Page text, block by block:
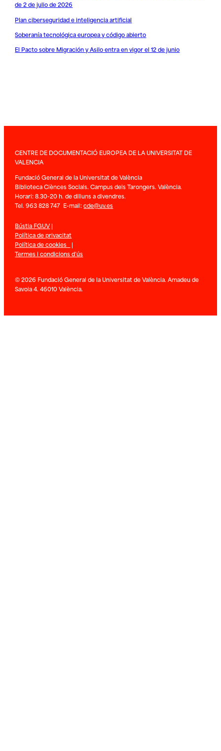
de 2 de julio de 2026
Plan ciberseguridad e inteligencia artificial
Soberanía tecnológica europea y código abierto
El Pacto sobre Migración y Asilo entra en vigor el 12 de junio
CENTRE DE DOCUMENTACIÓ EUROPEA DE LA UNIVERSITAT DE
VALENCIA
Fundació General de la Universitat de València
Biblioteca Ciènces Socials. Campus dels Tarongers. València.
Horari: 8.30-20 h. de dilluns a divendres.
Tel. 963 828 747 E-mail:cde@uv.es
Bústia FGUV|
Política de privacitat
Política de cookies |
Termes i condicions d’ús
© 2026 Fundació General de la Universitat de València. Amadeu de
Savoia 4. 46010 València.